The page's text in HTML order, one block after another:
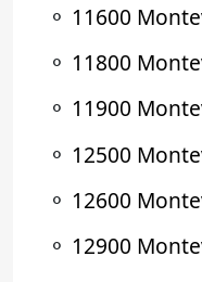
⚬ 11600
⚬ 11800
⚬ 11900
⚬ 12500
⚬ 12600
⚬ 12900